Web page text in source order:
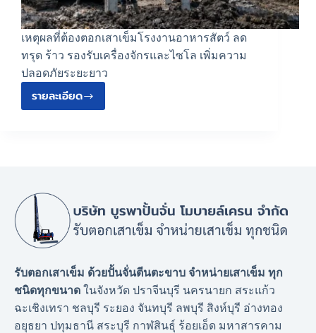
เหตุผลที่ต้องตอกเสาเข็มโรงงานอาหารสัตว์ ลด
ทรุด ร้าว รองรับเครื่องจักรและไซโล เพิ่มความ
ปลอดภัยระยะยาว
รายละเอียด
รับตอกเสาเข็ม ด้วยปั้นจั่นตีนตะขาบ จำหน่ายเสาเข็ม ทุก
ชนิดทุกขนาด ในจังหวัด ปราจีนบุรี นครนายก สระแก้ว
ฉะเชิงเทรา ชลบุรี ระยอง จันทบุรี ลพบุรี สิงห์บุรี อ่างทอง
อยุธยา ปทุมธานี สระบุรี กาฬสินธุ์ ร้อยเอ็ด มหาสารคาม